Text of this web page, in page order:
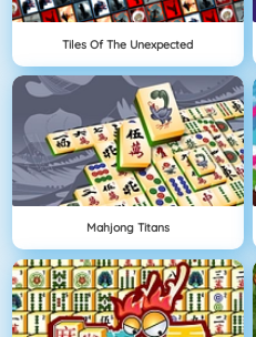
Tiles Of The Unexpected
Mahjong Titans